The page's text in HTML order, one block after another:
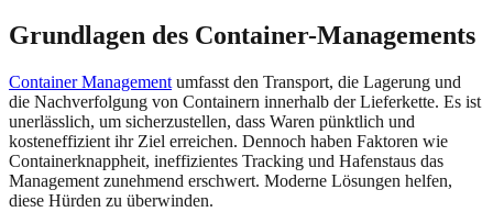
Grundlagen des Container-Managements
Container Management umfasst den Transport, die Lagerung und
die Nachverfolgung von Containern innerhalb der Lieferkette. Es ist
unerlässlich, um sicherzustellen, dass Waren pünktlich und
kosteneffizient ihr Ziel erreichen. Dennoch haben Faktoren wie
Containerknappheit, ineffizientes Tracking und Hafenstaus das
Management zunehmend erschwert. Moderne Lösungen helfen,
diese Hürden zu überwinden.